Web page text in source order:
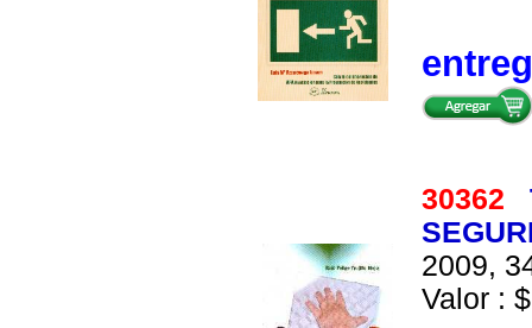
30362
2009,
Valor :